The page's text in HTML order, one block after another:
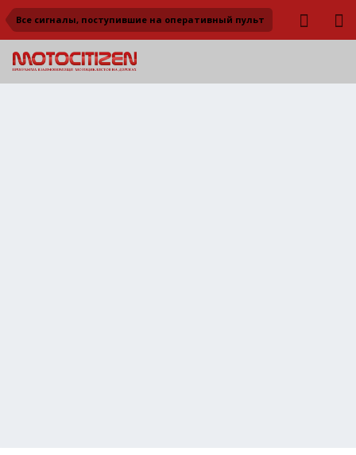
Все сигналы, поступившие на оперативный пульт